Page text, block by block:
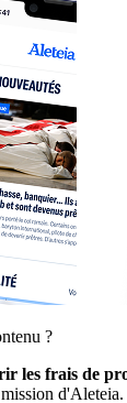
?
les frais de